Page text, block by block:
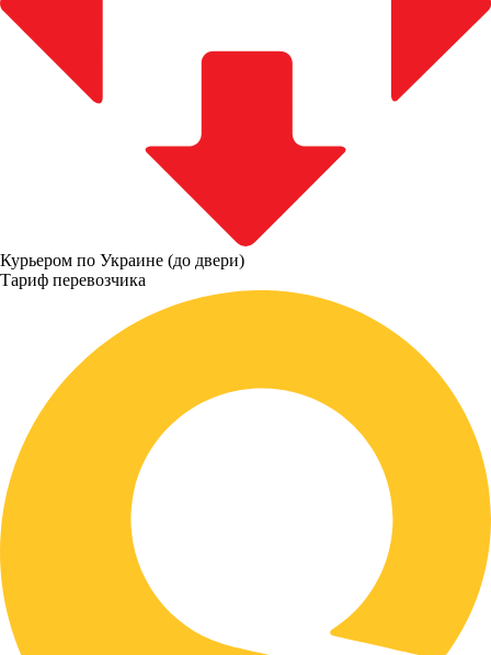
Курьером по Украине (до двери)
Тариф перевозчика